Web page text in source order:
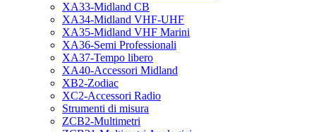
XA33-Midland CB
XA34-Midland VHF-UHF
XA35-Midland VHF Marini
XA36-Semi Professionali
XA37-Tempo libero
XA40-Accessori Midland
XB2-Zodiac
XC2-Accessori Radio
Strumenti di misura
ZCB2-Multimetri